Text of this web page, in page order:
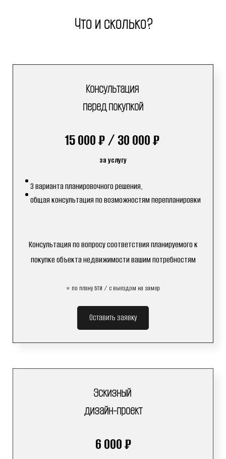
Что и сколько?
Консультация
перед покупкой
15 000 ₽ / 30 000 ₽
за услугу
3 варианта планировочного решения,
общая консультация по возможностям перепланировки
Консультация по вопросу соответствия планируемого к
покупке объекта недвижимости вашим потребностям
* по плану БТИ / с выездом на замер
Оставить заявку
Эскизный
дизайн-проект
6 000 ₽